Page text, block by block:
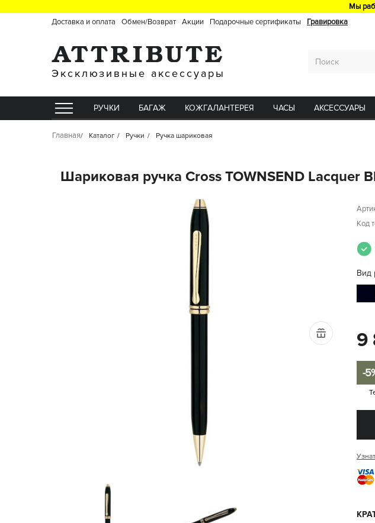
Мы
Доставка и оплата Обмен/Возврат Акции Подарочные сертификаты Гравировка
Эксклюзивные аксессуары
РУЧКИ БАГАЖ КОЖГАЛАНТЕРЕЯ ЧАСЫ АКСЕССУАРЫ
Главная Каталог Ручки Ручка шариковая
Шариковая ручка Cross TOWNSEND Lacquer
Код
Вид
9
-